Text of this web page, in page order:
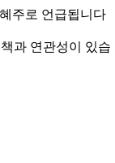
주로 언급됩니다
과 연관성이 있습